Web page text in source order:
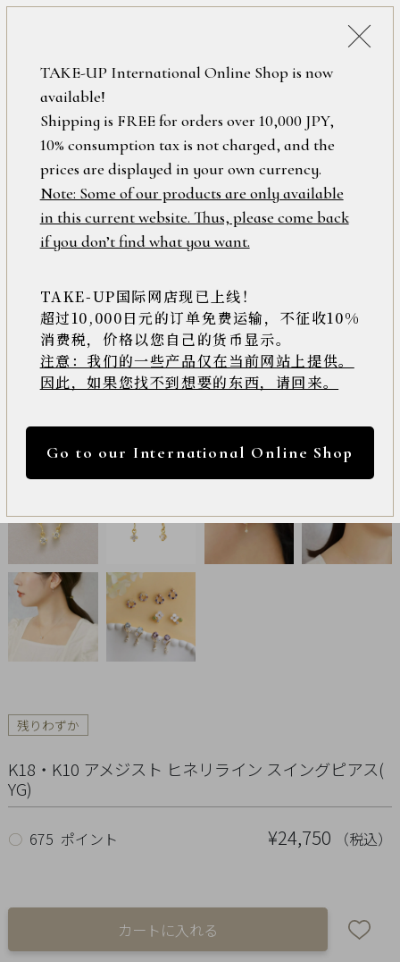
残りわずか
K18・K10 アメジスト ヒネリライン スイングピアス(
YG)
¥24,750 （税込）
○ 675 ポイント
フリーワード
在庫なし含む
アイテム
ロ
グ
イ
ン
/
新
規
会
登
録
>>
Online
Shop
Item
ALL
Necklace
Pierced
Earrings
Charm
Ring
Bracelet
TAKE-UP International Online Shop is now
available!
Shipping is FREE for orders over 10,000 JPY,
10% consumption tax is not charged, and the
prices are displayed in your own currency.
Note: Some of our products are only available
in this current website. Thus, please come back
if you don’t find what you want.
TAKE-UP国际网店现已上线！
超过10,000日元的订单免费运输，不征收10%
消费税，价格以您自己的货币显示。
注意：我们的一些产品仅在当前网站上提供。
因此，如果您找不到想要的东西，请回来。
Go to our International Online Shop